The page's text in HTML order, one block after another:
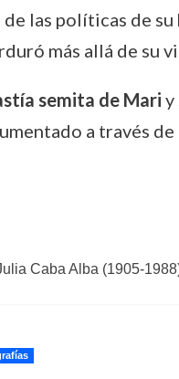
las políticas de
más allá de su
semita de Mari y
a través
Caba Alba (1905-